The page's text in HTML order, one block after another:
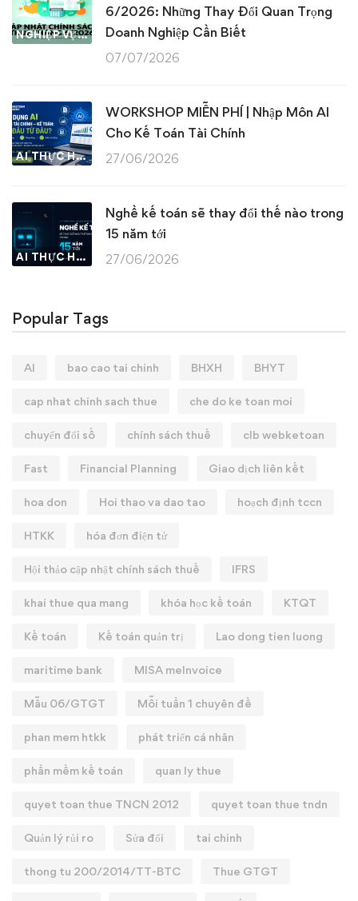
NGHIỆP VỤ KẾ TOÁN & THUẾ
6/2026: Những Thay Đổi Quan Trọng
Doanh Nghiệp Cần Biết
07/07/2026
AI THỰC HÀNH
WORKSHOP MIỄN PHÍ | Nhập Môn AI
Cho Kế Toán Tài Chính
27/06/2026
AI THỰC HÀNH
Nghề kế toán sẽ thay đổi thế nào trong
15 năm tới
27/06/2026
Popular Tags
AI bao cao tai chinh BHXH BHYT
cap nhat chinh sach thue che do ke toan moi
chuyển đổi số chính sách thuế clb webketoan
Fast Financial Planning Giao dịch liên kết
hoa don Hoi thao va dao tao hoạch định tccn
HTKK hóa đơn điện tử
Hội thảo cập nhật chính sách thuế IFRS
khai thue qua mang khóa học kế toán KTQT
Kế toán Kế toán quản trị Lao dong tien luong
maritime bank MISA meInvoice
Mẫu 06/GTGT Mỗi tuần 1 chuyên đề
phan mem htkk phát triển cá nhân
phần mềm kế toán quan ly thue
quyet toan thue TNCN 2012 quyet toan thue tndn
Quản lý rủi ro Sửa đổi tai chinh
thong tu 200/2014/TT-BTC Thue GTGT